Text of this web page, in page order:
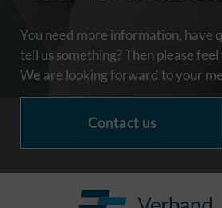
You need more information, have
tell us something? Then please
We are looking forward to your
Contact us